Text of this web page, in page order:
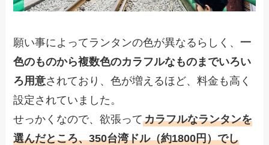
願い事によってランタンの色が異なるらしく、一
色のものから複数色のカラフルなものまでいろい
ろ用意されており、色が増えるほど、料金も高く
設定されていました。
せっかくなので、欲張ってカラフルなランタンを
選んだところ、350台湾ドル（約1800円）でし